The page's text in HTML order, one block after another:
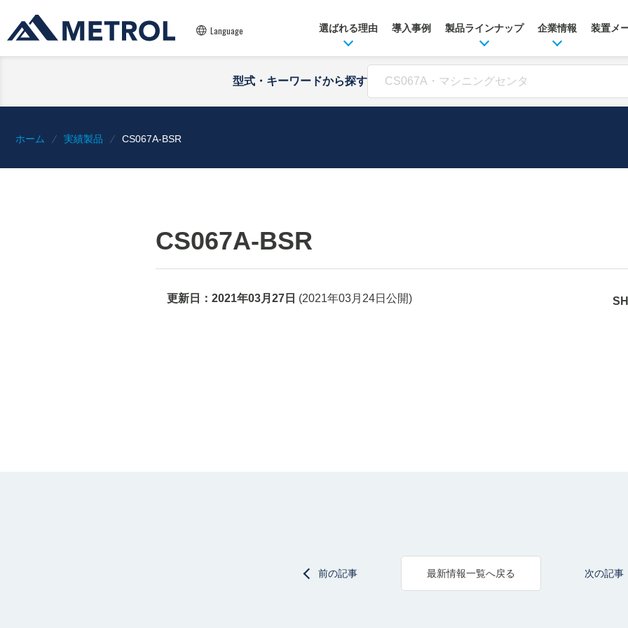
Language 選ばれる理由 導入事例 製品ラインナップ 企業情報 装置メ
型式・キーワードから探す
ホーム 実績製品 CS067A-BSR
CS067A-BSR
更新日： 2021年03月27日 (2021年03月24日 公開)
前の記事 最新情報一覧へ戻る 次の記事